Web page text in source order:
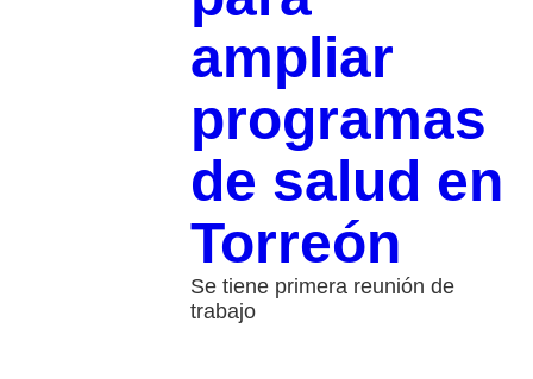
ampliar
programas
de salud en
Torreón
Se tiene primera reunión de
trabajo